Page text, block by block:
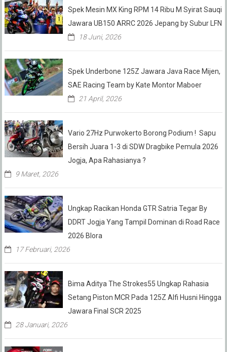
Spek Mesin MX King RPM 14 Ribu M Syirat Sauqi
Jawara UB150 ARRC 2026 Jepang by Subur LFN
18 Juni, 2026
Spek Underbone 125Z Jawara Java Race Mijen,
SAE Racing Team by Kate Montor Maboer
21 April, 2026
Vario 27Hz Purwokerto Borong Podium ! Sapu
Bersih Juara 1-3 di SDW Dragbike Pemula 2026
Jogja, Apa Rahasianya ?
9 Maret, 2026
Ungkap Racikan Honda GTR Satria Tegar By
DDRT Jogja Yang Tampil Dominan di Road Race
2026 Blora
17 Februari, 2026
Bima Aditya The Strokes55 Ungkap Rahasia
Setang Piston MCR Pada 125Z Alfi Husni Hingga
Jawara Final SCR 2025
28 Januari, 2026